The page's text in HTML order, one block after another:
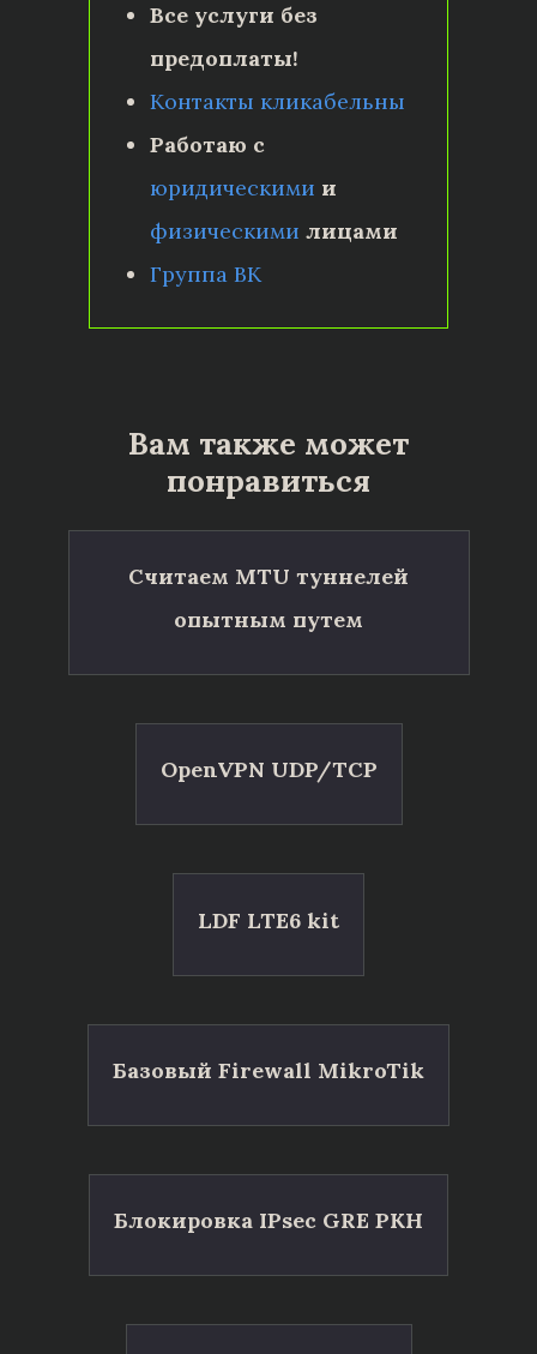
Все услуги без
предоплаты!
Контакты кликабельны
Работаю с
юридическими и
физическими лицами
Группа ВК
Вам также может
понравиться
Считаем MTU туннелей
опытным путем
OpenVPN UDP/TCP
LDF LTE6 kit
Базовый Firewall MikroTik
Блокировка IPsec GRE РКН